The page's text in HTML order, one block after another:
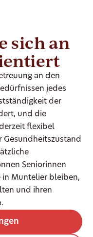
sich an
an den
jedes
der
und die
flexibel
Gesundheitszustand
Seniorinnen
in Muntelier bleiben,
und ihren